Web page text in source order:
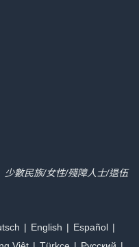
少數民族/女性/殘障人士/退伍
English
Español